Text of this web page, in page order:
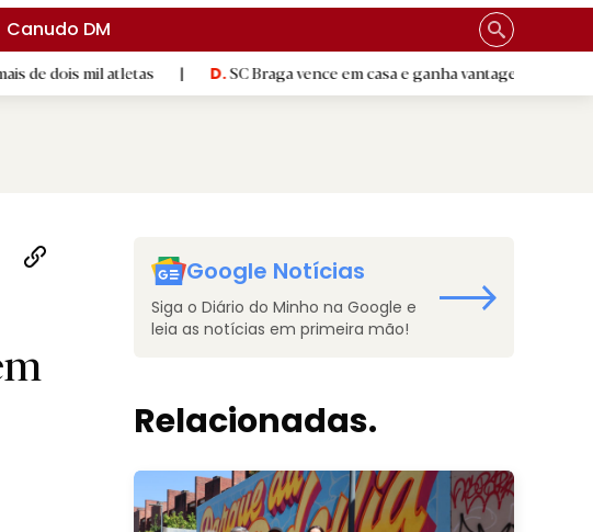
Canudo DM
atletas | D.SC Braga vence em casa e ganha vantagem na Liga
Google Notícias
Siga o Diário do Minho na Google e
leia as notícias em primeira mão!
Relacionadas.